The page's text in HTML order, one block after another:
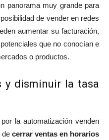
panorama muy grande para
de vender en redes
aumentar su facturación,
que no conocían e
o productos.
y disminuir la tasa
la automatización venden
de cerrar ventas en horarios